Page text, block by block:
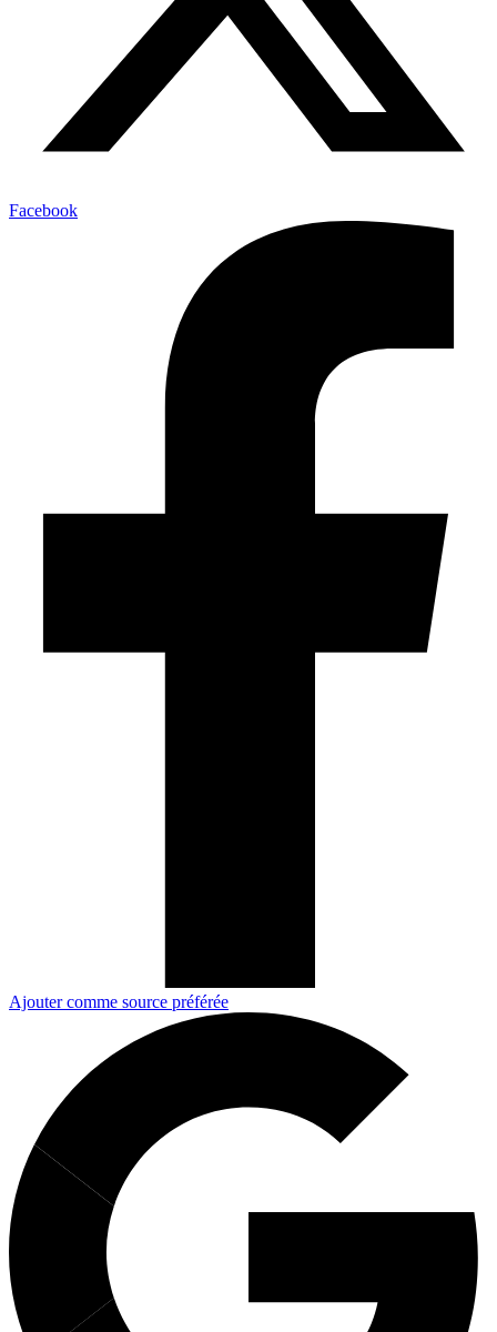
Facebook
Ajouter comme source préférée